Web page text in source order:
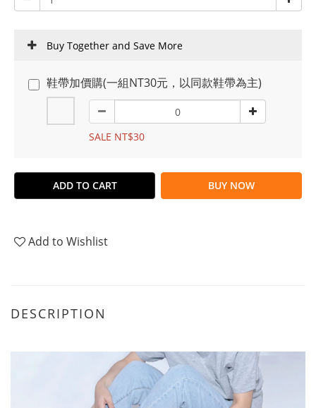
Buy Together and Save More
鞋帶加價購(一組NT30元，以同款鞋帶為主)
SALE NT$30
ADD TO CART BUY NOW
Add to Wishlist
DESCRIPTION